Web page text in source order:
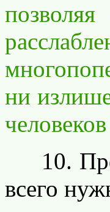
ни
10.
всего